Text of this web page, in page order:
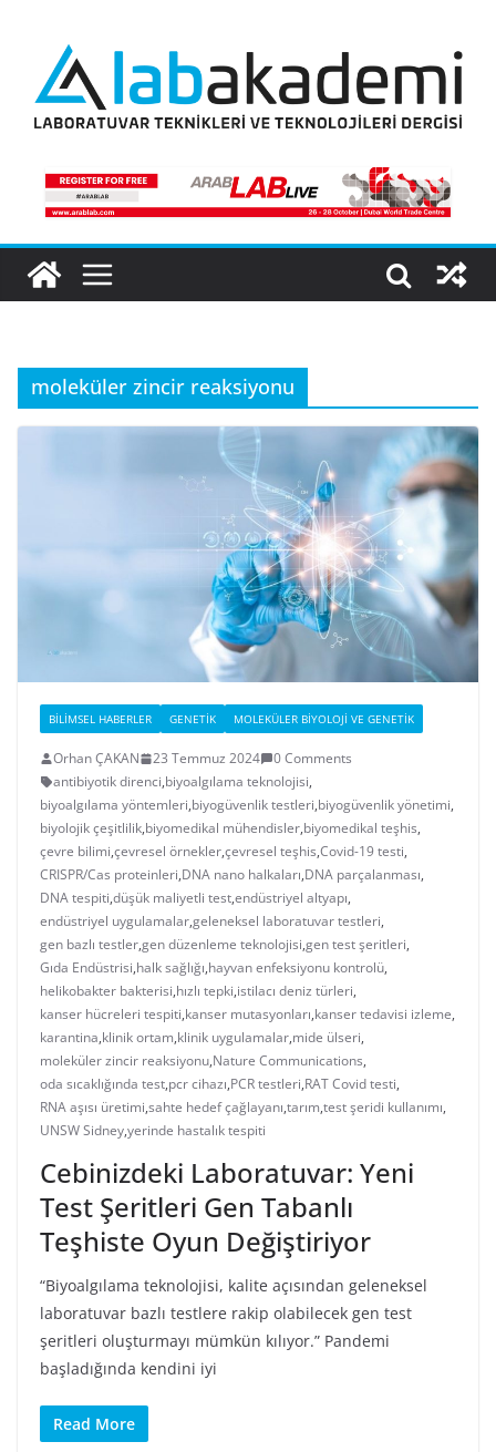
content
moleküler zincir reaksiyonu
BILIMSEL HABERLER GENETIK MOLEKÜLER BIYOLOJI VE GENETIK
Orhan ÇAKAN 23 Temmuz 2024
0 Comments
antibiyotik direnci,biyoalgılama teknolojisi,
biyoalgılama yöntemleri,biyogüvenlik testleri,biyogüvenlik yönetimi,
biyolojik çeşitlilik,biyomedikal mühendisler,biyomedikal teşhis,
çevre bilimi,çevresel örnekler,çevresel teşhis,Covid-19 testi,
CRISPR/Cas proteinleri,DNA nano halkaları,DNA parçalanması,
DNA tespiti,düşük maliyetli test,endüstriyel altyapı,
endüstriyel uygulamalar,geleneksel laboratuvar testleri,
gen bazlı testler,gen düzenleme teknolojisi,gen test şeritleri,
Gıda Endüstrisi,halk sağlığı,hayvan enfeksiyonu kontrolü,
helikobakter bakterisi,hızlı tepki,istilacı deniz türleri,
kanser hücreleri tespiti,kanser mutasyonları,kanser tedavisi izleme,
karantina,klinik ortam,klinik uygulamalar,mide ülseri,
moleküler zincir reaksiyonu,Nature Communications,
oda sıcaklığında test,pcr cihazı,PCR testleri,RAT Covid testi,
RNA aşısı üretimi,sahte hedef çağlayanı,tarım,test şeridi kullanımı,
UNSW Sidney,yerinde hastalık tespiti
Cebinizdeki Laboratuvar: Yeni
Test Şeritleri Gen Tabanlı
Teşhiste Oyun Değiştiriyor
“Biyoalgılama teknolojisi, kalite açısından geleneksel
laboratuvar bazlı testlere rakip olabilecek gen test
şeritleri oluşturmayı mümkün kılıyor.” Pandemi
başladığında kendini iyi
Read More